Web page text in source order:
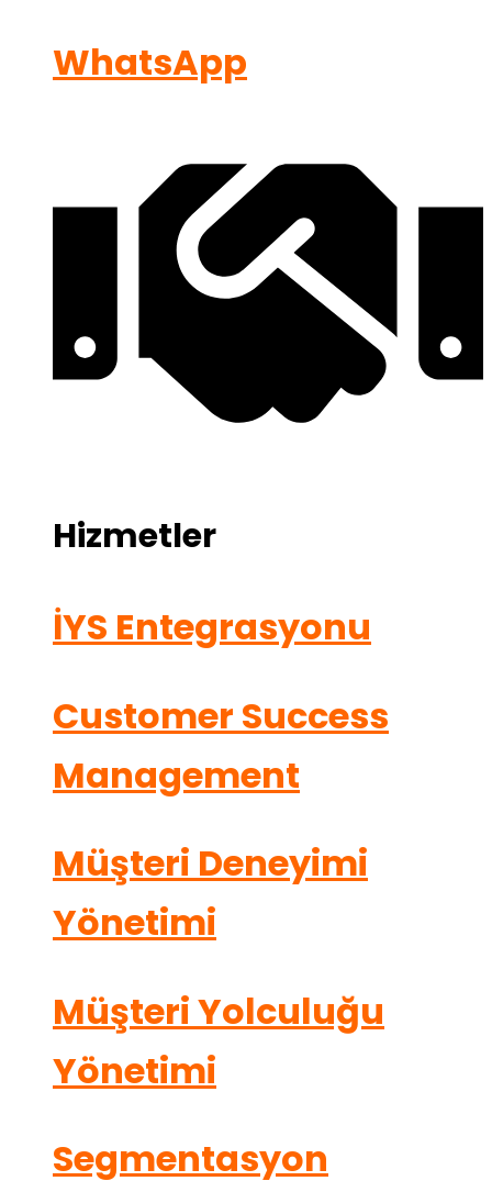
WhatsApp
Hizmetler
İYS Entegrasyonu
Customer Success
Management
Müşteri Deneyimi
Yönetimi
Müşteri Yolculuğu
Yönetimi
Segmentasyon